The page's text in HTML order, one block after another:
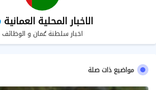
الاخبار المحلية العمانية
اخبار سلطنة عُمان و الوظائف
مواضيع ذات صلة